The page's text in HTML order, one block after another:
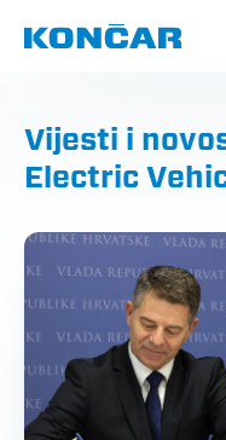
navigacija
(mobile)
Vijesti i
Electric